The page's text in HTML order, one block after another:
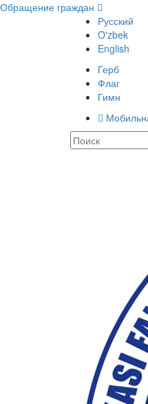
Обращение граждан
Русский
O'zbek
English
Герб
Флаг
Гимн